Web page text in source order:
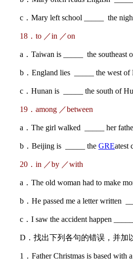
c．Mary left school _____ the
18．to ／in ／on
a．Taiwan is _____ the southeast
b．England lies _____ the west of
c．Hunan is _____ the south of
19．among ／between
a．The girl walked _____ her
b．Beijing is _____ the GREatest
20．in ／by ／with
a．The old woman had to make
b．He passed me a letter written
c．I saw the accident happen
D．找出下列各句的错误，并加
1．Father Christmas is based with